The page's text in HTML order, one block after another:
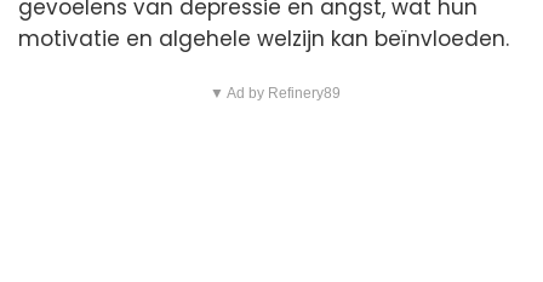
gevoelens van depressie en angst, wat hun
motivatie en algehele welzijn kan beïnvloeden.
▼ Ad by Refinery89